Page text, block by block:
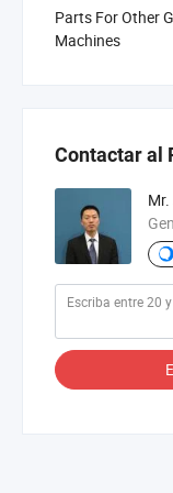
Parts For Other
Machines
Contactar al